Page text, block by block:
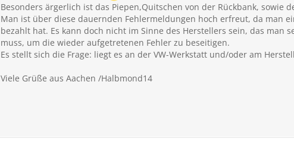
Besonders ärgerlich ist das Piepen,Quitschen von der Rückbank, sowie
Man ist über diese dauernden Fehlermeldungen hoch erfreut, da man
bezahlt hat. Es kann doch nicht im Sinne des Herstellers sein, das man
muss, um die wieder aufgetretenen Fehler zu beseitigen.
Es stellt sich die Frage: liegt es an der VW-Werkstatt und/oder am
Viele Grüße aus Aachen /Halbmond14